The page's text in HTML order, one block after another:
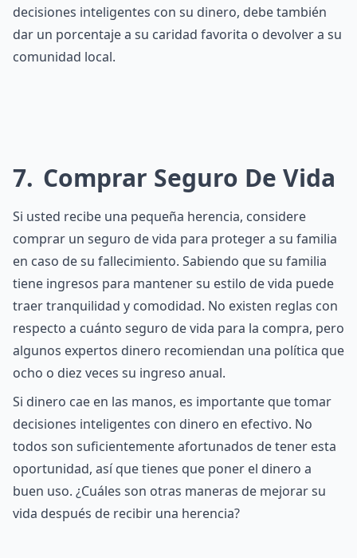
decisiones inteligentes con su dinero, debe también
dar un porcentaje a su caridad favorita o devolver a su
comunidad local.
7 Comprar Seguro De Vida
Si usted recibe una pequeña herencia, considere
comprar un seguro de vida para proteger a su familia
en caso de su fallecimiento. Sabiendo que su familia
tiene ingresos para mantener su estilo de vida puede
traer tranquilidad y comodidad. No existen reglas con
respecto a cuánto seguro de vida para la compra, pero
algunos expertos dinero recomiendan una política que
ocho o diez veces su ingreso anual.
Si dinero cae en las manos, es importante que tomar
decisiones inteligentes con dinero en efectivo. No
todos son suficientemente afortunados de tener esta
oportunidad, así que tienes que poner el dinero a
buen uso. ¿Cuáles son otras maneras de mejorar su
vida después de recibir una herencia?